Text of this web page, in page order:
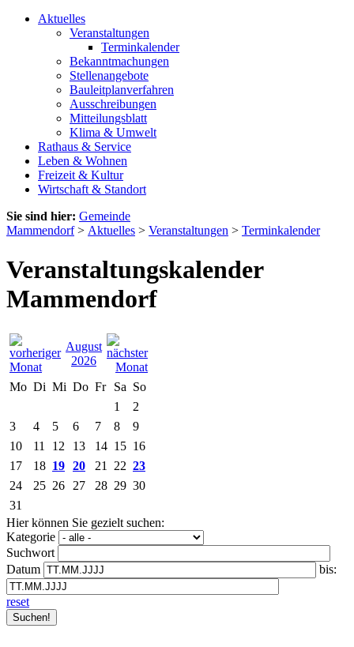
Aktuelles
Veranstaltungen
Terminkalender
Bekanntmachungen
Stellenangebote
Bauleitplanverfahren
Ausschreibungen
Mitteilungsblatt
Klima & Umwelt
Rathaus & Service
Leben & Wohnen
Freizeit & Kultur
Wirtschaft & Standort
Sie sind hier: Gemeinde
Mammendorf> Aktuelles > Veranstaltungen > Terminkalender
Veranstaltungskalender
Mammendorf
August
2026
Mo Di Mi Do Fr Sa So
1
2
3
4 5 6 7 8
9
10
11 12 13 14 15 16
17
18 19 20 21 22 23
24
25 26 27 28 29 30
31
Hier können Sie gezielt suchen:
Kategorie
Suchwort
Datum
bis:
reset